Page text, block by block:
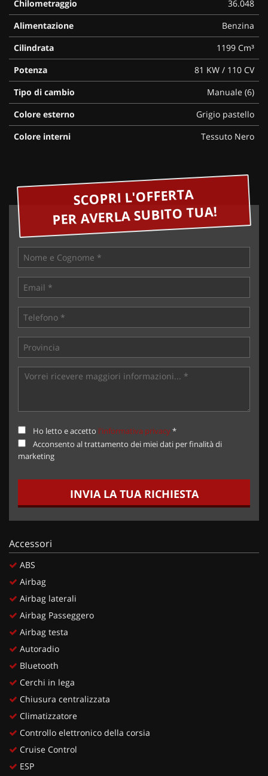
Chilometraggio
36.048
Alimentazione
Benzina
Cilindrata
1199 Cm³
Potenza
81 KW / 110 CV
Tipo di cambio
Manuale (6)
Colore esterno
Grigio pastello
Colore interni
Tessuto Nero
SCOPRI L'OFFERTA
PER AVERLA SUBITO TUA!
Ho letto e accetto l'informativa privacy*
Acconsento al trattamento dei miei dati per finalità di
marketing
INVIA LA TUA RICHIESTA
Accessori
ABS
Airbag
Airbag laterali
Airbag Passeggero
Airbag testa
Autoradio
Bluetooth
Cerchi in lega
Chiusura centralizzata
Climatizzatore
Controllo elettronico della corsia
Cruise Control
ESP